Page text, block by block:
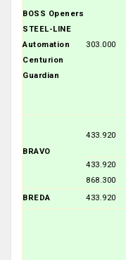
BOSS Openers
STEEL-LINE
Automation
Centurion
Guardian
303.000
BRAVO
433.920
433.920
868.300
BREDA 433.920